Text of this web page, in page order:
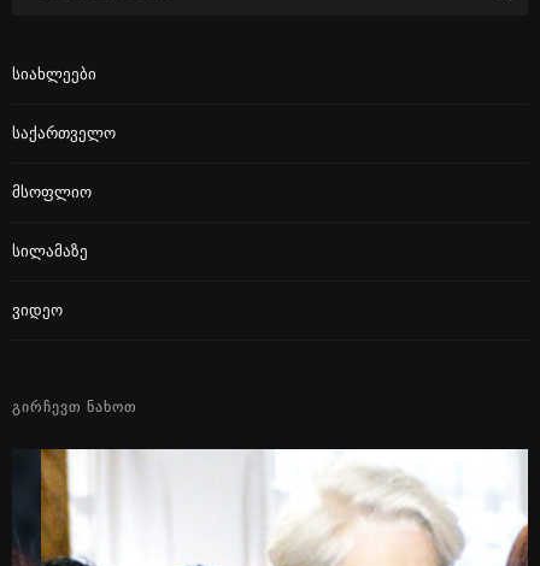
Სიახლეები
Საქართველო
Მსოფლიო
Სილამაზე
Ვიდეო
ᲒᲘᲠᲩᲔᲕᲗ ᲜᲐᲮᲝᲗ